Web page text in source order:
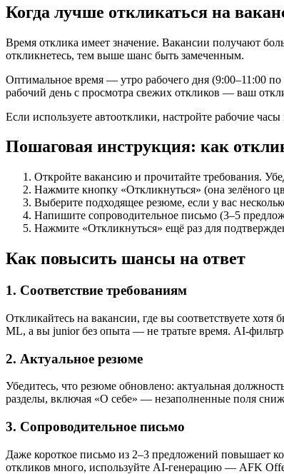
Когда лучше откликаться на
Время отклика имеет значение. Вакансии получают
откликнетесь, тем выше шанс быть замеченным.
Оптимальное время — утро рабочего дня (9:00–11:00
рабочий день с просмотра свежих откликов — ваш
Если используете автоотклики, настройте рабочие
Пошаговая инструкция: как
Откройте вакансию и прочитайте требования.
Нажмите кнопку «Откликнуться» (она зелёного
Выберите подходящее резюме, если у вас
Напишите сопроводительное письмо (3–5
Нажмите «Откликнуться» ещё раз для
Как повысить шансы на ответ
1. Соответствие требованиям
Откликайтесь на вакансии, где вы соответствуете
ML, а вы junior без опыта — не тратьте время. AI-
2. Актуальное резюме
Убедитесь, что резюме обновлено: актуальная
разделы, включая «О себе» — незаполненные поля
3. Сопроводительное письмо
Даже короткое письмо из 2–3 предложений повышает
откликов много, используйте AI-генерацию — AFK